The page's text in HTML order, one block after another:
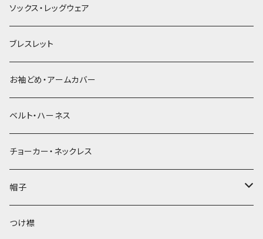
ソックス・レッグウェア
ブレスレット
お袖どめ・アームカバー
ベルト・ハーネス
チョーカー・ネックレス
帽子
ベレー帽
つけ襟